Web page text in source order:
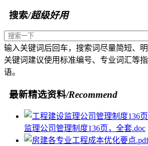
搜索/超级好用
输入关键词后回车，搜索词尽量简短、明
关键词建议使用标准编号、专业词汇等
语。
最新精选资料/Recommend
监理公司管理制度136页，全套.doc